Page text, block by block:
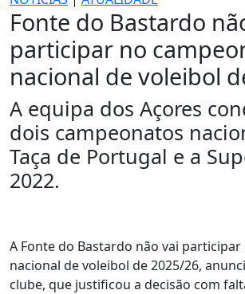
Fonte do Bastardo
participar no
nacional de voleibol
A equipa dos Açores
dois campeonatos
Taça de Portugal e a
2022.
A Fonte do Bastardo não vai
nacional de voleibol de 2025/26,
clube, que justificou a decisão com